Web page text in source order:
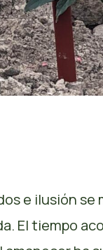
e ilusión se
El tiempo